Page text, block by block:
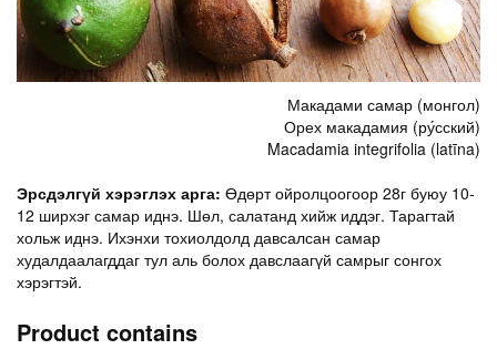
Макадами самар (монгол)
Орех макадамия (ру́сский)
Macadamia integrifolia (latīna)
Эрсдэлгүй хэрэглэх арга: Өдөрт ойролцоогоор 28г буюу 10-
12 ширхэг самар иднэ. Шөл, салатанд хийж иддэг. Тарагтай
хольж иднэ. Ихэнхи тохиолдолд давсалсан самар
худалдаалагддаг тул аль болох давслаагүй самрыг сонгох
хэрэгтэй.
Product contains